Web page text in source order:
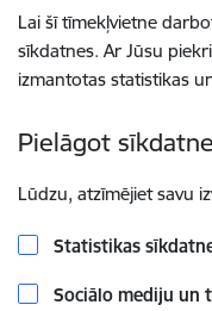
Lai šī tīmekļvietne
sīkdatnes. Ar Jūsu
izmantotas statistikas
Pielāgot
Lūdzu, atzīmējiet savu
Statistikas
Sociālo mediju un